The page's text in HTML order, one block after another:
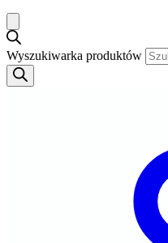
Wyszukiwarka produktów